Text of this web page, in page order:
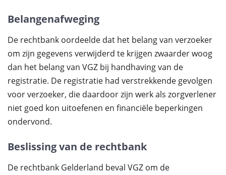
Belangenafweging
De rechtbank oordeelde dat het belang van verzoeker
om zijn gegevens verwijderd te krijgen zwaarder woog
dan het belang van VGZ bij handhaving van de
registratie. De registratie had verstrekkende gevolgen
voor verzoeker, die daardoor zijn werk als zorgverlener
niet goed kon uitoefenen en financiële beperkingen
ondervond.
Beslissing van de rechtbank
De rechtbank Gelderland beval VGZ om de